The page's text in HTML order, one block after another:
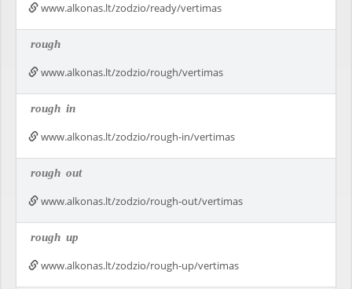
www.alkonas.lt/zodzio/ready/vertimas
rough
www.alkonas.lt/zodzio/rough/vertimas
rough in
www.alkonas.lt/zodzio/rough-in/vertimas
rough out
www.alkonas.lt/zodzio/rough-out/vertimas
rough up
www.alkonas.lt/zodzio/rough-up/vertimas